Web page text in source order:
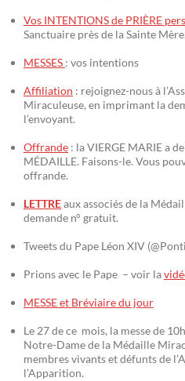
Vos INTENTIONS de PRIÈRE
Sanctuaire près de la Sainte Mère.
MESSES : vos intentions
Affiliation : rejoignez-nous à
Miraculeuse, en imprimant la
l’envoyant.
Offrande : la VIERGE MARIE a
MÉDAILLE. Faisons-le. Vous
offrande.
LETTREaux associés de la
demande n° gratuit.
Tweets du Pape Léon XIV
Prions avec le Pape – voir la
MESSE et Bréviaire du jour
Le 27 de ce mois, la messe de
Notre-Dame de la Médaille
membres vivants et défunts de
l’Apparition.